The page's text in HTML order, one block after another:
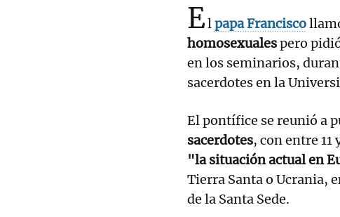
Elpapa Francisco
homosexualespero
en los seminarios,
sacerdotes en la
El pontífice se reunió a
sacerdotes, con entre 11
"la situación actual en
Tierra Santa o Ucrania,
de la Santa Sede.